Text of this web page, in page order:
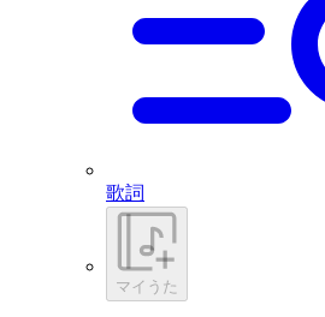
歌詞
マイうた